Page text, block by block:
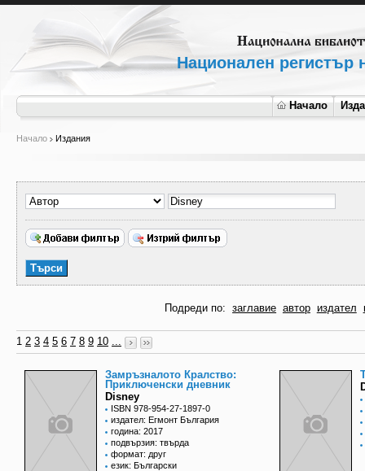
Национален регистър
Начало
Начало Издания
Подреди по: заглавие автор издател
1 2 3 4 5 6 7 8 9 10 ...
Замръзналото Кралство:
Приключенски дневник
Disney
ISBN 978-954-27-1897-0
издател: Егмонт България
година: 2017
подвързия: твърда
формат: друг
език: Български